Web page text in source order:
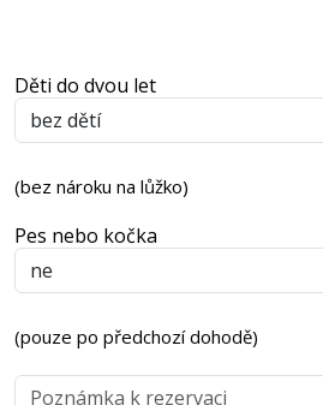
Děti do dvou let
(bez nároku na lůžko)
Pes nebo kočka
(pouze po předchozí dohodě)